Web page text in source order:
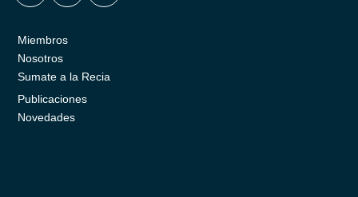
Miembros
Nosotros
Sumate a la Recia
Publicaciones
Novedades